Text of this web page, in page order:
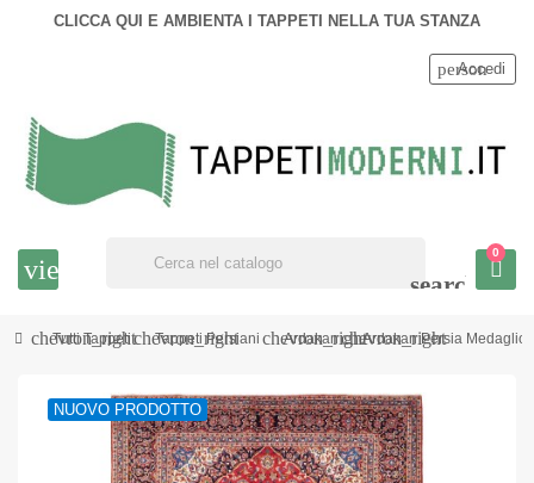
CLICCA QUI E AMBIENTA I TAPPETI NELLA TUA STANZA
view_headline search
person
Accedi
0
chevron_right
Tutti Tappeti chevron_right
Tappeti Persiani chevron_right
Ardakanchevron_right
Ardakan Persia
NUOVO PRODOTTO